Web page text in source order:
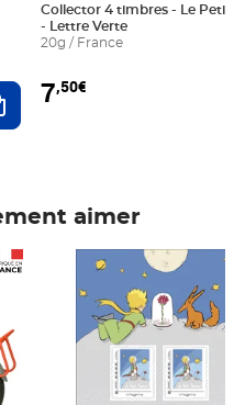
Ajouter au panier
Collector 4 timbres - Le Petit
- Lettre Verte
20g / France
7,50€
aimer
Prix 7,50€